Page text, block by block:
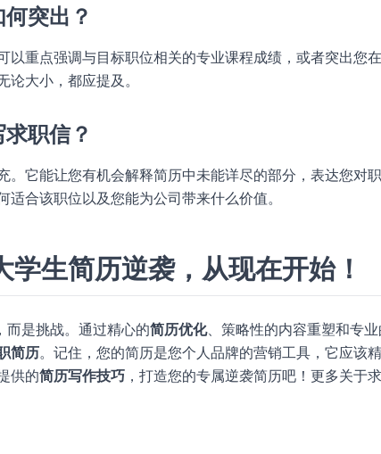
突出？
以重点强调与目标职位相关的专业课程成绩，或者突出您
论大小，都应提及。
职信？
。它能让您有机会解释简历中未能详尽的部分，表达您对
适合该职位以及您能为公司带来什么价值。
学生简历逆袭，从现在开始！
而是挑战。通过精心的简历优化、策略性的内容重塑和专
简历。记住，您的简历是您个人品牌的营销工具，它应该
供的简历写作技巧 ，打造您的专属逆袭简历吧！更多关于